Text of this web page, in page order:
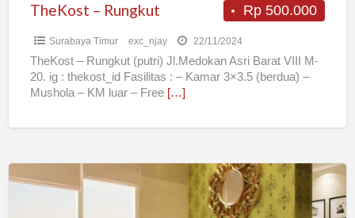
Rp 500.000
TheKost – Rungkut
Surabaya Timur exc_njay 22/11/2024
TheKost – Rungkut (putri) Jl.Medokan Asri Barat VIII M-
20. ig : thekost_id Fasilitas : – Kamar 3×3.5 (berdua) –
Mushola – KM luar – Free […]
KOST